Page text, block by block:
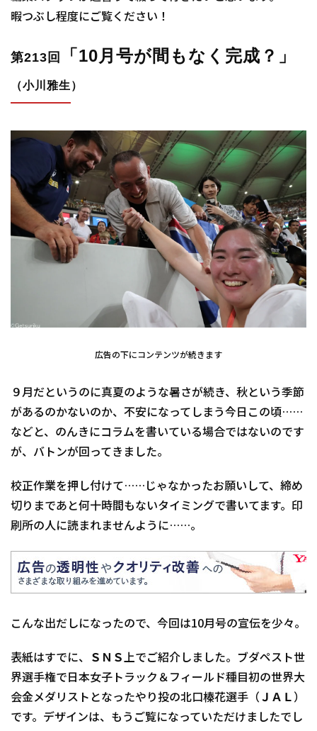
暇つぶし程度にご覧ください！
第213回 「10月号が間もなく完成？ 」
（小川雅生）
広告の下にコンテンツが続きます
９月だというのに真夏のような暑さが続き、秋という季節
があるのかないのか、不安になってしまう今日この頃……
などと、のんきにコラムを書いている場合ではないのです
が、バトンが回ってきました。
校正作業を押し付けて……じゃなかったお願いして、締め
切りまであと何十時間もないタイミングで書いてます。印
刷所の人に読まれませんように……。
こんな出だしになったので、今回は10月号の宣伝を少々。
表紙はすでに、ＳＮＳ上でご紹介しました。ブダペスト世
界選手権で日本女子トラック＆フィールド種目初の世界大
会金メダリストとなったやり投の北口榛花選手（ＪＡＬ）
です。デザインは、もうご覧になっていただけましたでし